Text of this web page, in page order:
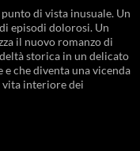
di vista inusuale. Un
episodi dolorosi. Un
il nuovo romanzo di
storica in un delicato
e che diventa una vicenda
vita interiore dei